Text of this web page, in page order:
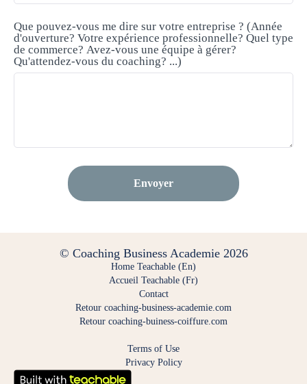
Que pouvez-vous me dire sur votre entreprise ? (Année
d'ouverture? Votre expérience professionnelle? Quel type
de commerce? Avez-vous une équipe à gérer?
Qu'attendez-vous du coaching? ...)
Envoyer
© Coaching Business Academie 2026
Home Teachable (En)
Accueil Teachable (Fr)
Contact
Retour coaching-business-academie.com
Retour coaching-buiness-coiffure.com
Terms of Use
Privacy Policy